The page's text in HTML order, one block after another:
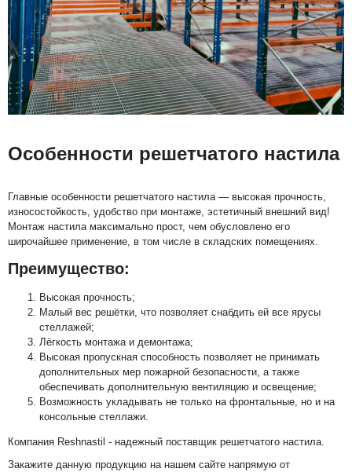
Особенности решетчатого настила
Главные особенности решетчатого настила — высокая прочность,
износостойкость, удобство при монтаже, эстетичный внешний вид!
Монтаж настила максимально прост, чем обусловлено его
широчайшее применение, в том числе в складских помещениях.
Преимущество:
Высокая прочность;
Малый вес решётки, что позволяет снабдить ей все ярусы
стеллажей;
Лёгкость монтажа и демонтажа;
Высокая пропускная способность позволяет не принимать
дополнительных мер пожарной безопасности, а также
обеспечивать дополнительную вентиляцию и освещение;
Возможность укладывать не только на фронтальные, но и на
консольные стеллажи.
Компания Reshnastil - надежный поставщик решетчатого настила.
Закажите данную продукцию на нашем сайте напрямую от